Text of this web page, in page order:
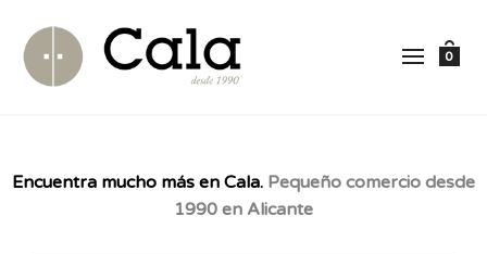
0
Encuentra mucho más en Cala. Pequeño comercio desde
1990 en Alicante